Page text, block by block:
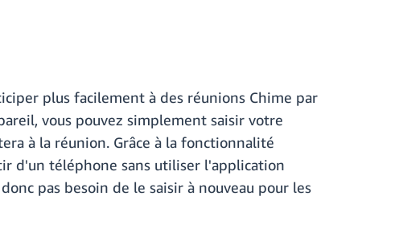
plus facilement à des réunions Chime par
vous pouvez simplement saisir votre
à la réunion. Grâce à la fonctionnalité
d'un téléphone sans utiliser l'application
pas besoin de le saisir à nouveau pour les